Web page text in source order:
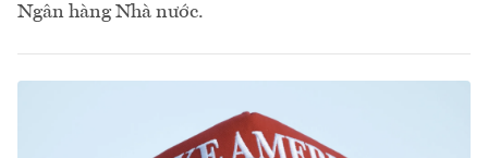
Ngân hàng Nhà nước.